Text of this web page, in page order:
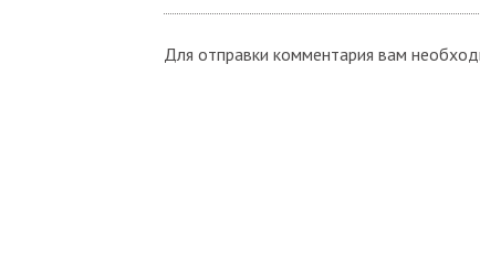
Для отправки комментария вам